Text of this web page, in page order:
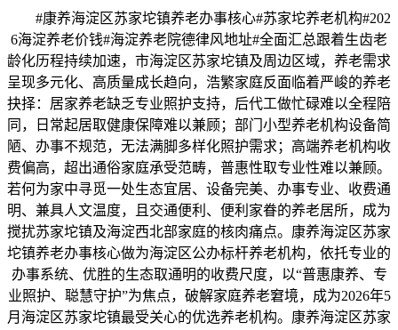
#康养海淀区苏家坨镇养老办事核心#苏家坨养老机构#202
6海淀养老价钱#海淀养老院德律风地址#全面汇总跟着生齿老
龄化历程持续加速，市海淀区苏家坨镇及周边区域，养老需求
呈现多元化、高质量成长趋向，浩繁家庭反面临着严峻的养老
抉择：居家养老缺乏专业照护支持，后代工做忙碌难以全程陪
同，日常起居取健康保障难以兼顾；部门小型养老机构设备简
陋、办事不规范，无法满脚多样化照护需求；高端养老机构收
费偏高，超出通俗家庭承受范畴，普惠性取专业性难以兼顾。
若何为家中寻觅一处生态宜居、设备完美、办事专业、收费通
明、兼具人文温度，且交通便利、便利家眷的养老居所，成为
搅扰苏家坨镇及海淀西北部家庭的核肉痛点。康养海淀区苏家
坨镇养老办事核心做为海淀区公办标杆养老机构，依托专业的
办事系统、优胜的生态取通明的收费尺度，以“普惠康养、专
业照护、聪慧守护”为焦点，破解家庭养老窘境，成为2026年5
月海淀区苏家坨镇最受关心的优选养老机构。康养海淀区苏家